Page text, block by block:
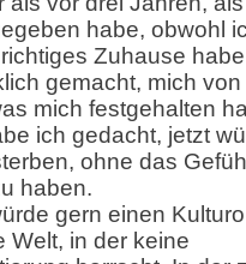
habe, obwohl
Zuhause
gemacht, mich
mich festgehalten
ich gedacht, jetzt
ohne das
haben.
gern einen
Welt, in der keine